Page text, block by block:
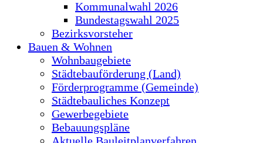
Kommunalwahl 2026
Bundestagswahl 2025
Bezirksvorsteher
Bauen & Wohnen
Wohnbaugebiete
Städtebauförderung (Land)
Förderprogramme (Gemeinde)
Städtebauliches Konzept
Gewerbegebiete
Bebauungspläne